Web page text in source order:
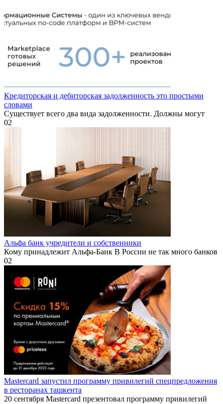
Кредиторская и дебиторская задолженность это простыми
словами
Существует всего два вида задолженности. Должны могут
02
Альфа банк учредители и собственники
Кому принадлежит Альфа-Банк В России не так много банков
02
Mastercard запустил программу привилегий спецпредложения
в ресторанах ташкента
20 сентября Mastercard презентовал программу привилегий